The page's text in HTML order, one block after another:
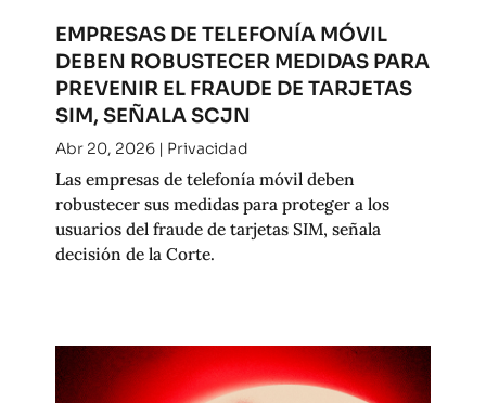
EMPRESAS DE TELEFONÍA MÓVIL
DEBEN ROBUSTECER MEDIDAS PARA
PREVENIR EL FRAUDE DE TARJETAS
SIM, SEÑALA SCJN
Abr 20, 2026| Privacidad
Las empresas de telefonía móvil deben
robustecer sus medidas para proteger a los
usuarios del fraude de tarjetas SIM, señala
decisión de la Corte.